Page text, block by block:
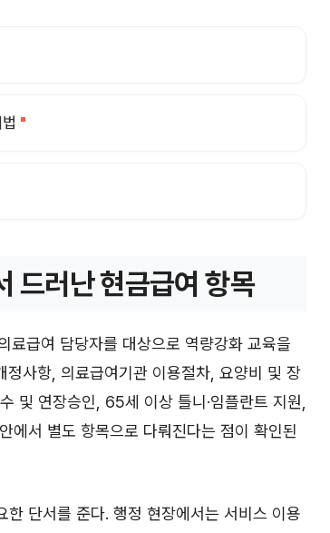
드러난 현금급여 항목
급여 담당자를 대상으로 역량강화 교육을
사항, 의료급여기관 이용절차, 요양비 및 장
및 연장승인, 65세 이상 틀니·임플란트 지원,
에서 별도 항목으로 다뤄진다는 점이 확인된
단서를 준다. 행정 현장에서는 서비스 이용